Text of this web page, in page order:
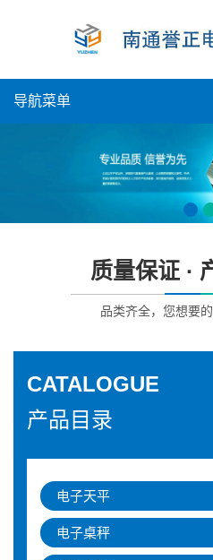
导航菜单
质量保证 ·
品类齐全，您想要
CATALOGUE
产品目录
电子天平
电子桌秤